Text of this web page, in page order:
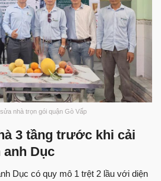
nhà trọn gói quận Gò Vấp
3 tầng trước khi cải
anh Dục
Dục có quy mô 1 trệt 2 lầu với diện